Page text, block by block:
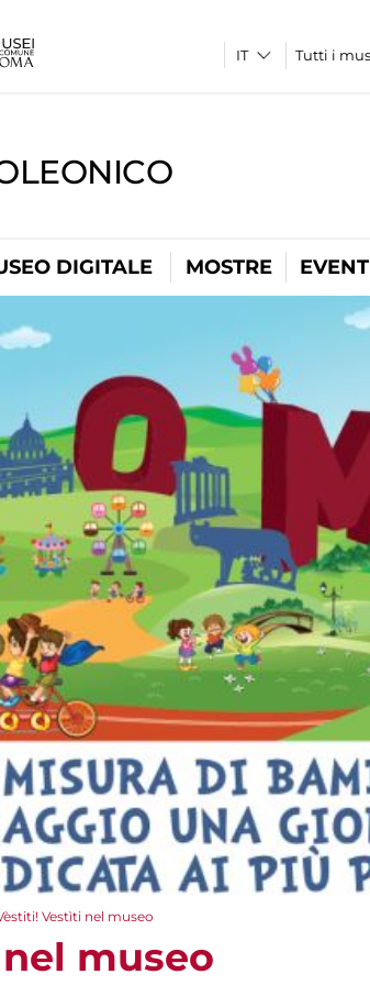
Tutti i
DIGITALE MOSTRE
Vestìti nel museo
museo